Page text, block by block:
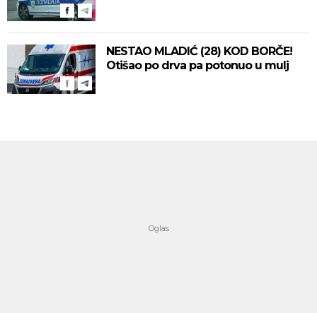
NESTAO MLADIĆ (28) KOD BORČE!
Otišao po drva pa potonuo u mulj